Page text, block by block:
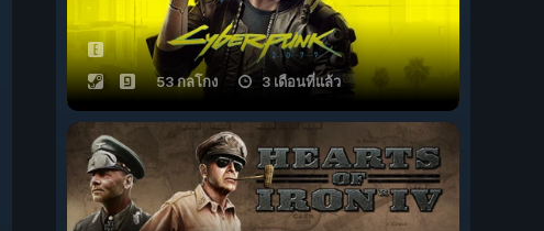
53 กลโกง 3 เดือนที่แล้ว